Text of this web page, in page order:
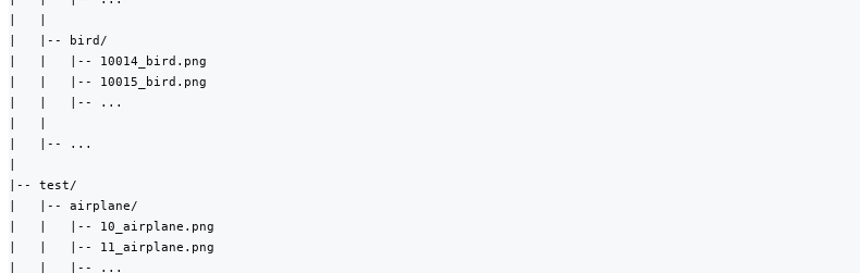
|   |-- bird/
|   |   |-- 10014_bird.png
|   |   |-- 10015_bird.png
|   |   |-- ...
|   |-- ...
|-- test/
|   |-- airplane/
|   |   |-- 10_airplane.png
|   |   |-- 11_airplane.png
|   |   |-- ...